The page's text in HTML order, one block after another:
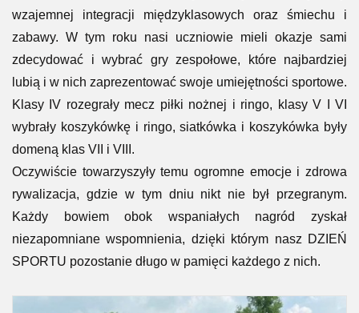
wzajemnej integracji międzyklasowych oraz śmiechu i
zabawy. W tym roku nasi uczniowie mieli okazje sami
zdecydować i wybrać gry zespołowe, które najbardziej
lubią i w nich zaprezentować swoje umiejętności sportowe.
Klasy IV rozegrały mecz piłki nożnej i ringo, klasy V I VI
wybrały koszykówkę i ringo, siatkówka i koszykówka były
domeną klas VII i VIII.
Oczywiście towarzyszyły temu ogromne emocje i zdrowa
rywalizacja, gdzie w tym dniu nikt nie był przegranym.
Każdy bowiem obok wspaniałych nagród zyskał
niezapomniane wspomnienia, dzięki którym nasz DZIEŃ
SPORTU pozostanie długo w pamięci każdego z nich.